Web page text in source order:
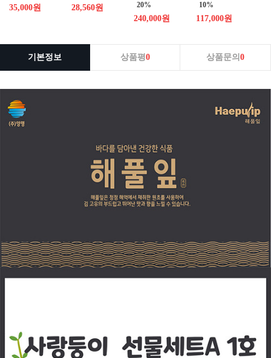
35,000원 28,560원
20%
240,000원
10%
117,000원
기본정보 상품평0 상품문의0